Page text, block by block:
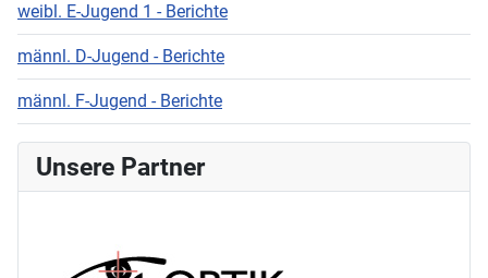
weibl. E-Jugend 1 - Berichte
männl. D-Jugend - Berichte
männl. F-Jugend - Berichte
Unsere Partner